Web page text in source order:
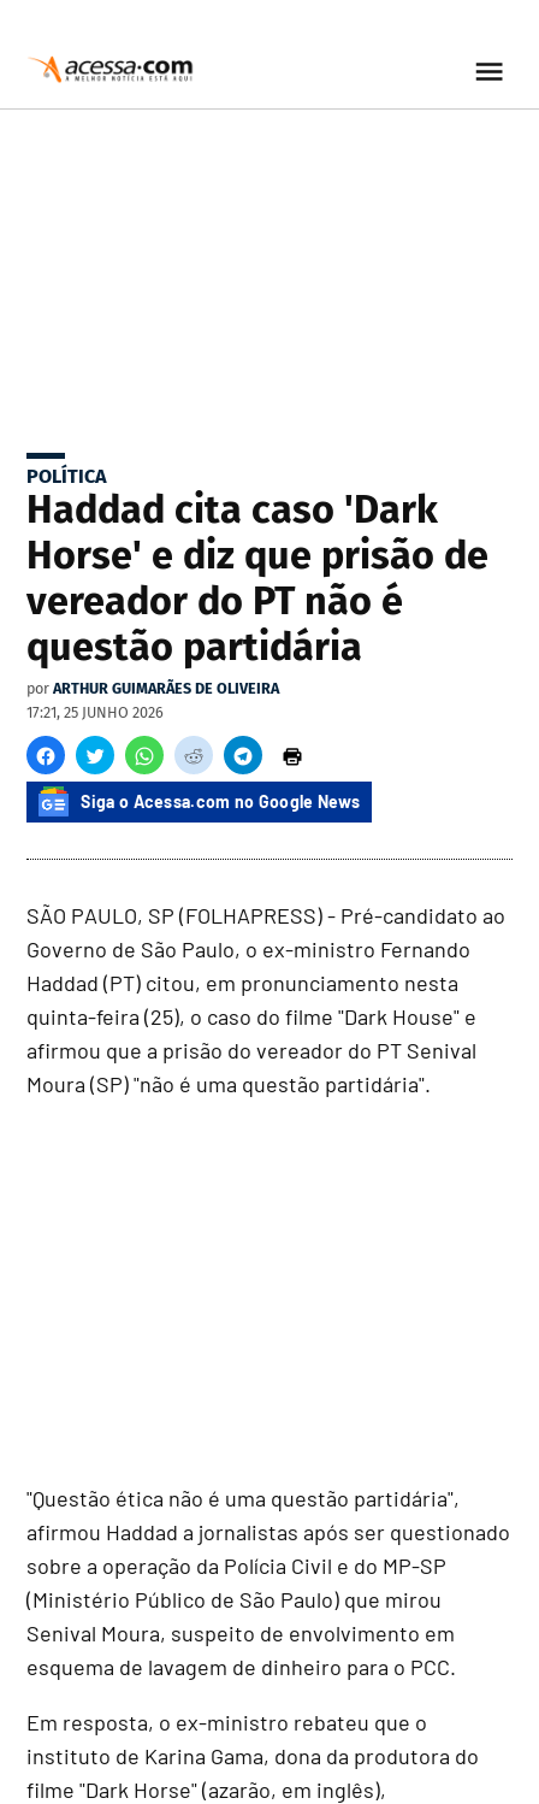
POLÍTICA
Haddad cita caso 'Dark
Horse' e diz que prisão de
vereador do PT não é
questão partidária
por ARTHUR GUIMARÃES DE OLIVEIRA
17:21, 25 JUNHO 2026
Siga o Acessa.com no Google News
SÃO PAULO, SP (FOLHAPRESS) - Pré-candidato ao
Governo de São Paulo, o ex-ministro Fernando
Haddad (PT) citou, em pronunciamento nesta
quinta-feira (25), o caso do filme "Dark House" e
afirmou que a prisão do vereador do PT Senival
Moura (SP) "não é uma questão partidária".
"Questão ética não é uma questão partidária",
afirmou Haddad a jornalistas após ser questionado
sobre a operação da Polícia Civil e do MP-SP
(Ministério Público de São Paulo) que mirou
Senival Moura, suspeito de envolvimento em
esquema de lavagem de dinheiro para o PCC.
Em resposta, o ex-ministro rebateu que o
instituto de Karina Gama, dona da produtora do
filme "Dark Horse" (azarão, em inglês),